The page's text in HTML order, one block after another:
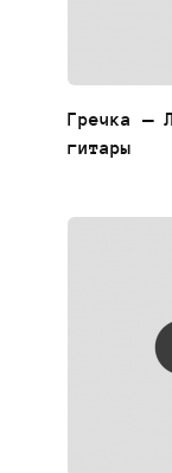
Гречка —
гитары